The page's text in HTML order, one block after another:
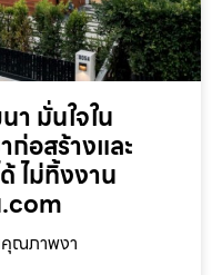
า มั่นใจใน
อสร้างและ
ไม่ทิ้งงาน
คุณภาพงา